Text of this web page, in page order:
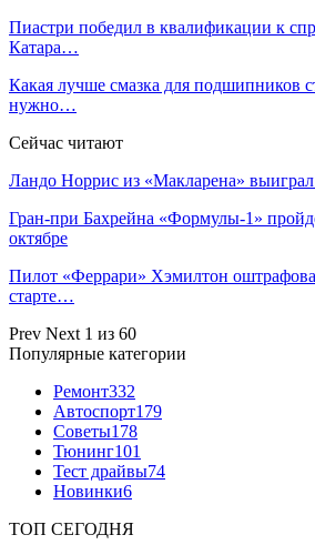
Пиастри победил в квалификации к
Катара…
Какая лучше смазка для подшипников
нужно…
Сейчас читают
Ландо Норрис из «Макларена»
Гран‑при Бахрейна «Формулы‑1»
октябре
Пилот «Феррари» Хэмилтон
старте…
Prev Next 1 из 60
Популярные категории
Ремонт332
Автоспорт179
Советы178
Тюнинг101
Тест драйвы74
Новинки6
ТОП СЕГОДНЯ